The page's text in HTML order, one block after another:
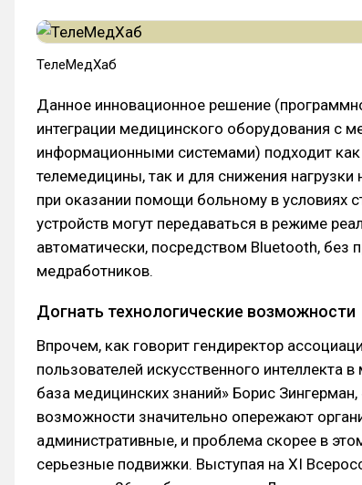
ТелеМедХаб
Данное инновационное решение
интеграции медицинского оборудования с
информационными системами) подходит
телемедицины, так и для снижения нагрузки
при оказании помощи больному в условиях
устройств могут передаваться в режиме
автоматически, посредством Bluetooth, без
медработников.
Догнать технологические возможности
Впрочем, как говорит гендиректор
пользователей искусственного интеллекта
база медицинских знаний» Борис
возможности значительно опережают
административные, и проблема скорее в
серьезные подвижки. Выступая на XI